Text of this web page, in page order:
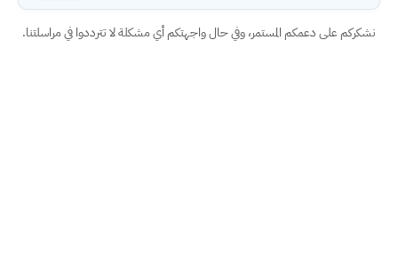
نشكركم على دعمكم المستمر، وفي حال واجهتكم أي مشكلة لا تترددوا في مراسلتنا.